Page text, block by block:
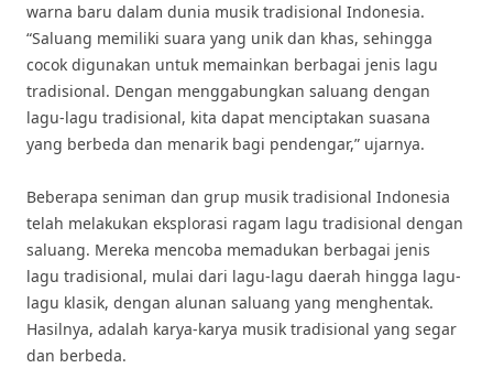
warna baru dalam dunia musik tradisional Indonesia.
“Saluang memiliki suara yang unik dan khas, sehingga
cocok digunakan untuk memainkan berbagai jenis lagu
tradisional. Dengan menggabungkan saluang dengan
lagu-lagu tradisional, kita dapat menciptakan suasana
yang berbeda dan menarik bagi pendengar,” ujarnya.
Beberapa seniman dan grup musik tradisional Indonesia
telah melakukan eksplorasi ragam lagu tradisional dengan
saluang. Mereka mencoba memadukan berbagai jenis
lagu tradisional, mulai dari lagu-lagu daerah hingga lagu-
lagu klasik, dengan alunan saluang yang menghentak.
Hasilnya, adalah karya-karya musik tradisional yang segar
dan berbeda.